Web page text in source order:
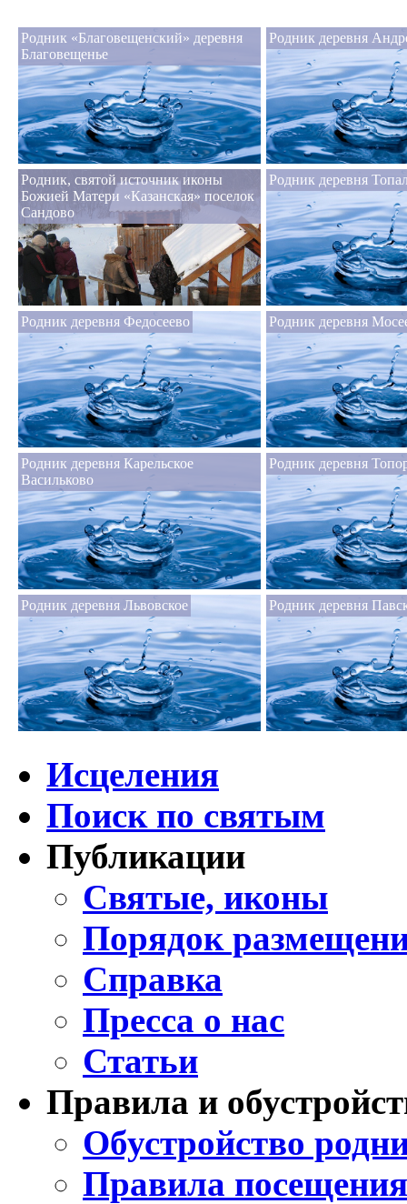
Родник «Благовещенский» деревня
Благовещенье
Родник деревня
Родник, святой источник иконы
Божией Матери «Казанская» поселок
Сандово
Родник деревня
Родник деревня Федосеево Родник деревня
Родник деревня Карельское
Васильково
Родник деревня
Родник деревня Львовское Родник деревня
Исцеления
Поиск по святым
Публикации
Святые, иконы
Порядок
Справка
Пресса о нас
Статьи
Правила и
Обустройство
Правила